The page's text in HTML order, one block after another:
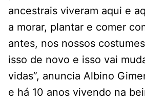
ancestrais viveram aqui e
a morar, plantar e comer
antes, nos nossos
isso de novo e isso vai
vidas”, anuncia Albino
e há 10 anos vivendo na